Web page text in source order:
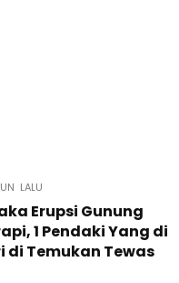
LALU
Erupsi Gunung
1 Pendaki Yang di
di Temukan Tewas